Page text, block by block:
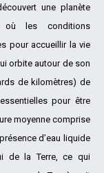
une planète
les conditions
pour accueillir la vie
orbite autour de son
de kilomètres) de
pour être
moyenne comprise
d’eau liquide
de la Terre, ce qui